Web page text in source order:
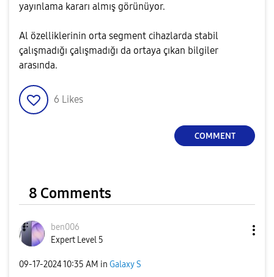
yayınlama kararı almış görünüyor.
Al özelliklerinin orta segment cihazlarda stabil
çalışmadığı çalışmadığı da ortaya çıkan bilgiler
arasında.
6 Likes
COMMENT
8 Comments
ben006
Expert Level 5
‎09-17-202410:35 AM in Galaxy S